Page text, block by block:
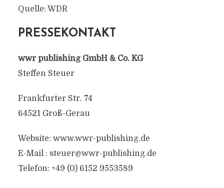
Quelle: WDR
PRESSEKONTAKT
wwr publishing GmbH & Co. KG
Steffen Steuer
Frankfurter Str. 74
64521 Groß-Gerau
Website: www.wwr-publishing.de
E-Mail : steuer@wwr-publishing.de
Telefon: +49 (0) 6152 9553589